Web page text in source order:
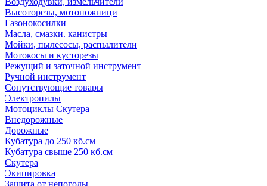
Высоторезы, мотоножници
Газонокосилки
Масла, смазки. канистры
Мойки, пылесосы, распылители
Мотокосы и кусторезы
Режущий и заточной инструмент
Ручной инструмент
Сопутствующие товары
Электропилы
Мотоциклы Скутера
Внедорожные
Дорожные
Кубатура до 250 кб.см
Кубатура свыше 250 кб.см
Скутера
Экипировка
Защита от непогоды